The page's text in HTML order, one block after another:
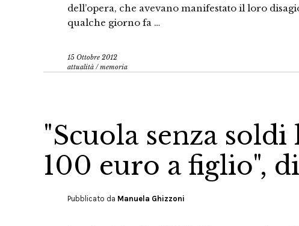
dell’opera, che avevano manifestato il loro
qualche giorno fa …
15 Ottobre 2012
attualità /memoria
"Scuola senza
100 euro a figlio",
Pubblicato da Manuela Ghizzoni